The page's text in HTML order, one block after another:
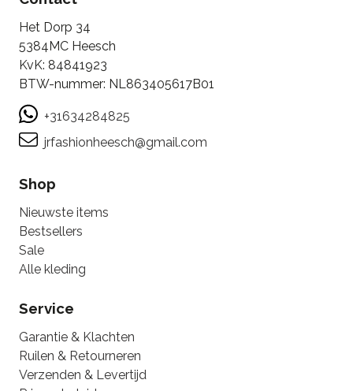
Het Dorp 34
5384MC Heesch
KvK: 84841923
BTW-nummer: NL863405617B01
+31634284825
jrfashionheesch@gmail.com
Shop
Nieuwste items
Bestsellers
Sale
Alle kleding
Service
Garantie & Klachten
Ruilen & Retourneren
Verzenden & Levertijd